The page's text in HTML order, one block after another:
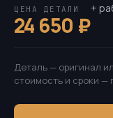
ЦЕНА ДЕТАЛИ
24 650 ₽
+
Деталь — оригинал
стоимость и сроки —